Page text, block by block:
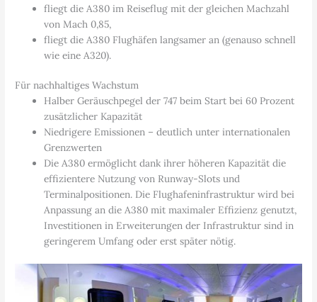
fliegt die A380 im Reiseflug mit der gleichen Machzahl
von Mach 0,85,
fliegt die A380 Flughäfen langsamer an (genauso schnell
wie eine A320).
Für nachhaltiges Wachstum
Halber Geräuschpegel der 747 beim Start bei 60 Prozent
zusätzlicher Kapazität
Niedrigere Emissionen – deutlich unter internationalen
Grenzwerten
Die A380 ermöglicht dank ihrer höheren Kapazität die
effizientere Nutzung von Runway-Slots und
Terminalpositionen. Die Flughafeninfrastruktur wird bei
Anpassung an die A380 mit maximaler Effizienz genutzt,
Investitionen in Erweiterungen der Infrastruktur sind in
geringerem Umfang oder erst später nötig.